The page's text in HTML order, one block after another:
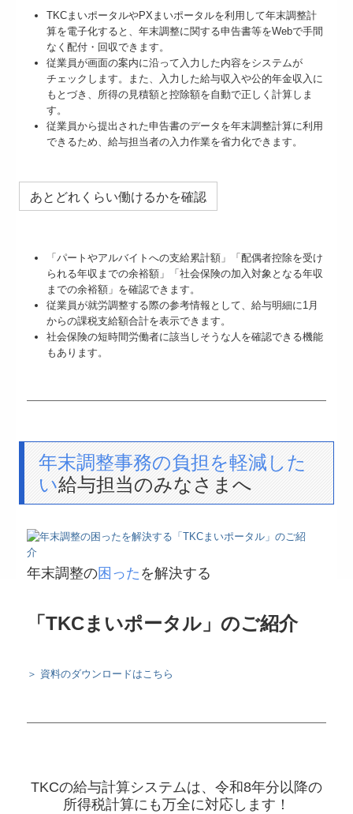
TKCまいポータルやPXまいポータルを利用して年末調整計
算を電子化すると、年末調整に関する申告書等をWebで手間
なく配付・回収できます。
従業員が画面の案内に沿って入力した内容をシステムが
チェックします。また、入力した給与収入や公的年金収入に
もとづき、所得の見積額と控除額を自動で正しく計算しま
す。
従業員から提出された申告書のデータを年末調整計算に利用
できるため、給与担当者の入力作業を省力化できます。
あとどれくらい働けるかを確認
「パートやアルバイトへの支給累計額」「配偶者控除を受け
られる年収までの余裕額」「社会保険の加入対象となる年収
までの余裕額」を確認できます。
従業員が就労調整する際の参考情報として、給与明細に1月
からの課税支給額合計を表示できます。
社会保険の短時間労働者に該当しそうな人を確認できる機能
もあります。
年末調整事務の負担を軽減した
い給与担当のみなさまへ
年末調整の困った を解決する
「TKCまいポータル」のご紹介
＞ 資料のダウンロードはこちら
TKCの給与計算システムは、令和8年分以降の
所得税計算にも万全に対応します！